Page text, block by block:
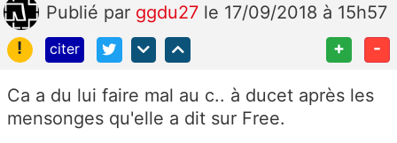
Publié par ggdu27 le 17/09/2018 à 15h57
!
citer + -
Ca a du lui faire mal au c.. à ducet après les
mensonges qu'elle a dit sur Free.